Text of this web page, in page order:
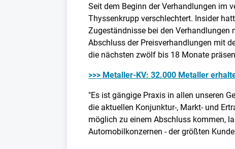
Seit dem Beginn der Verhandlungen im
Thyssenkrupp verschlechtert. Insider
Zugeständnisse bei den
Abschluss der Preisverhandlungen mit
die nächsten zwölf bis 18 Monate
>>> Metaller-KV: 32.000 Metaller
"Es ist gängige Praxis in allen unseren
die aktuellen Konjunktur-, Markt- und
möglich zu einem Abschluss kommen,
Automobilkonzernen - der größten